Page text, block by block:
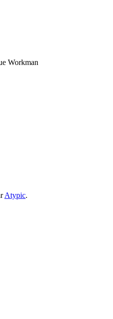
Workman
Atypic.